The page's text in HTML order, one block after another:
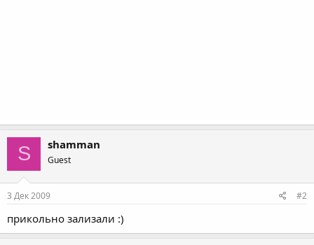
S shamman
Guest
3 Дек 2009 #2
прикольно зализали :)